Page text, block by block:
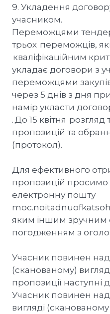
9. Укладення
учасником.
Переможцями
трьох переможців,
кваліфікаційним
укладає договори з
переможцями
через 5 днів з дня
намір укласти
. До 15 квітня
пропозицій та
(протокол).
Для ефективного
пропозицій просимо
електронну пошту
яким іншим зручним
погодженням з
Учасник повинен
(сканованому)
пропозиції наступні
Учасник повинен
вигляді